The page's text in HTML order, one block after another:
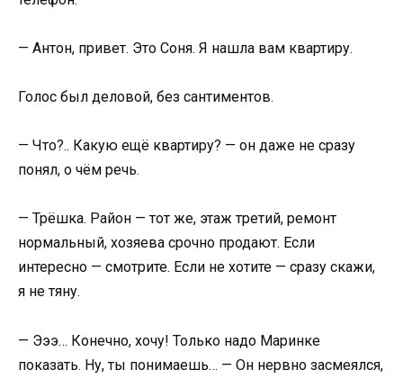
— Антон, привет. Это Соня. Я нашла вам квартиру.
Голос был деловой, без сантиментов.
— Что?.. Какую ещё квартиру? — он даже не сразу
понял, о чём речь.
— Трёшка. Район — тот же, этаж третий, ремонт
нормальный, хозяева срочно продают. Если
интересно — смотрите. Если не хотите — сразу скажи,
я не тяну.
— Эээ… Конечно, хочу! Только надо Маринке
показать. Ну, ты понимаешь… — Он нервно засмеялся,